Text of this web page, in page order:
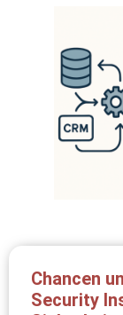
Chancen
Security